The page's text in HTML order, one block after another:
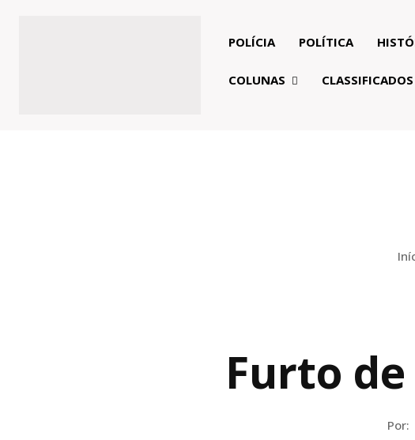
POLÍCIA POLÍTICA
COLUNAS CLASSIFICADOS
Furto
Por: